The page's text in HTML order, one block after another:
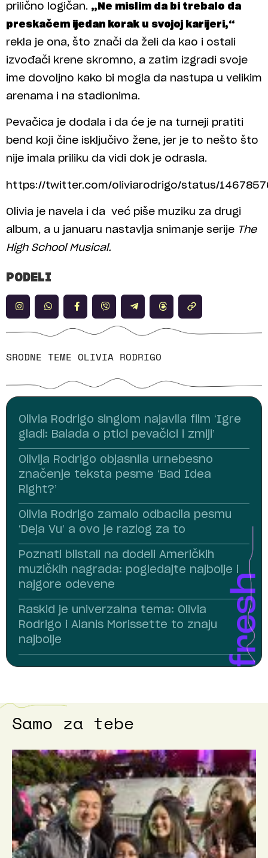
prilično logičan. „Ne mislim da bi trebalo da
preskačem ijedan korak u svojoj karijeri,“
rekla je ona, što znači da želi da kao i ostali
izvođači krene skromno, a zatim izgradi svoje
ime dovoljno kako bi mogla da nastupa u velikim
arenama i na stadionima.
Pevačica je dodala i da će je na turneji pratiti
bend koji čine isključivo žene, jer je to nešto što
nije imala priliku da vidi dok je odrasla.
https://twitter.com/oliviarodrigo/status/
Olivia je navela i da već piše muziku za drugi
album, a u januaru nastavlja snimanje serije The
High School Musical.
PODELI
SRODNE TEME OLIVIA RODRIGO
Olivia Rodrigo singlom najavila film ‘Igre
gladi: Balada o ptici pevačici i zmiji’
Olivija Rodrigo objasnila urnebesno
značenje teksta pesme ‘Bad Idea
Right?’
Olivia Rodrigo zamalo odbacila pesmu
‘Deja Vu’ a ovo je razlog za to
Poznati blistali na dodeli Američkih
muzičkih nagrada: pogledajte najbolje i
najgore odevene
Raskid je univerzalna tema: Olivia
Rodrigo i Alanis Morissette to znaju
najbolje
Samo za tebe